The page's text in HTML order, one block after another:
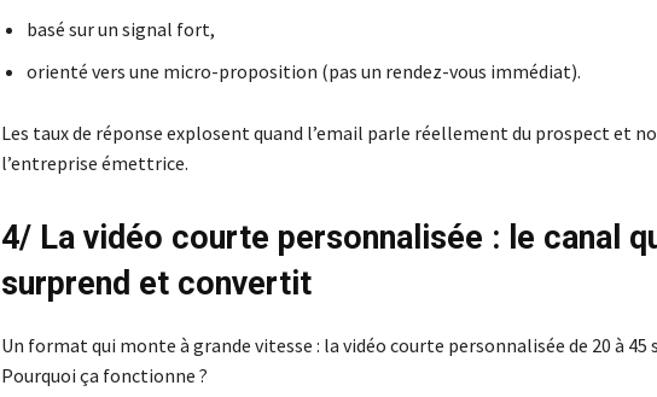
basé sur un signal fort,
orienté vers une micro-proposition (pas un rendez-vous immédiat).
Les taux de réponse explosent quand l’email parle réellement du prospect et
l’entreprise émettrice.
4/ La vidéo courte personnalisée : le canal
surprend et convertit
Un format qui monte à grande vitesse : la vidéo courte personnalisée de 20 à 45
Pourquoi ça fonctionne ?